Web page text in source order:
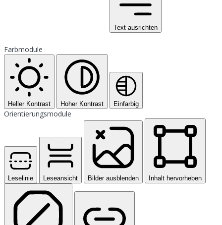
Text ausrichten
Farbmodule
Heller Kontrast Hoher Kontrast Einfarbig
Orientierungsmodule
Leselinie Leseansicht Bilder ausblenden Inhalt hervorheben